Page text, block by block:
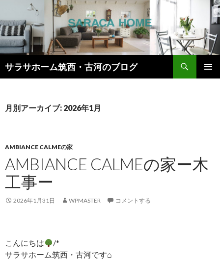
サラサホーム筑西・古河のブログ
索
ン
キ
ッ
プ
月別アーカイブ: 2026年1月
AMBIANCE CALMEの家
AMBIANCE CALMEの家ー木
工事ー
2026年1月31日 WPMASTER コメントする
こんにちは
/*
サラサホーム筑西・古河です⌂